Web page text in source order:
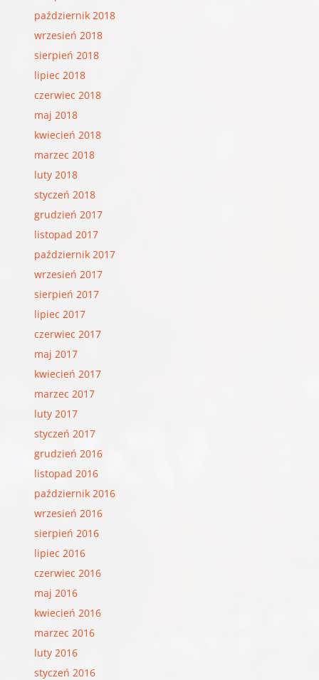
październik 2018
wrzesień 2018
sierpień 2018
lipiec 2018
czerwiec 2018
maj 2018
kwiecień 2018
marzec 2018
luty 2018
styczeń 2018
grudzień 2017
listopad 2017
październik 2017
wrzesień 2017
sierpień 2017
lipiec 2017
czerwiec 2017
maj 2017
kwiecień 2017
marzec 2017
luty 2017
styczeń 2017
grudzień 2016
listopad 2016
październik 2016
wrzesień 2016
sierpień 2016
lipiec 2016
czerwiec 2016
maj 2016
kwiecień 2016
marzec 2016
luty 2016
styczeń 2016